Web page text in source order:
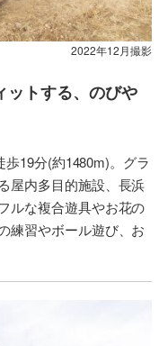
2022年12月撮影
ットする、のびや
19分(約1480m)。グラ
屋内多目的施設、長浜
ルな複合遊具やお花の
練習やボール遊び、お